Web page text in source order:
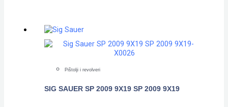
Pištolji i revolveri
SIG SAUER SP 2009 9X19 SP 2009 9X19